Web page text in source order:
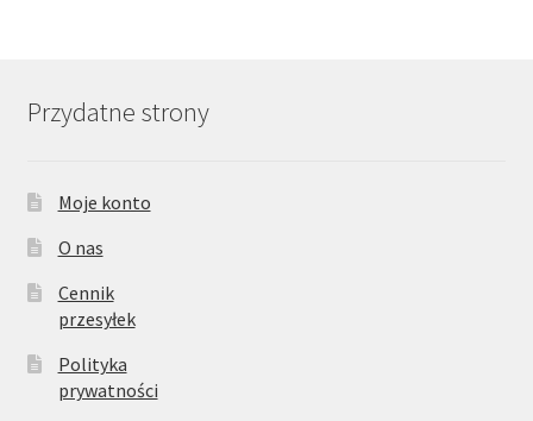
Przydatne strony
Moje konto
O nas
Cennik
przesyłek
Polityka
prywatności